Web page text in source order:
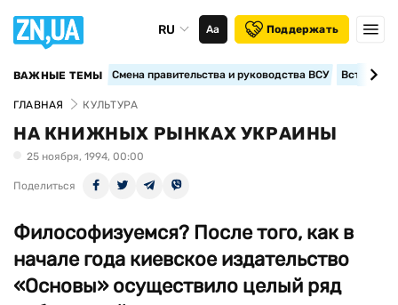
RU Аа Поддержать
ВАЖНЫЕ ТЕМЫ Смена правительства и руководства ВСУ
ГЛАВНАЯ КУЛЬТУРА
НА КНИЖНЫХ РЫНКАХ УКРАИНЫ
25 ноября, 1994, 00:00
Поделиться
Философизуемся? После того, как в
начале года киевское издательство
«Основы» осуществило целый ряд